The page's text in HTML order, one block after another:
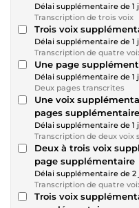
Délai supplémentaire de 1
Transcription de trois voix
Trois voix
Délai supplémentaire de 1
Transcription de quatre
Une page
Délai supplémentaire de 1
Deux pages transcrites
Une voix
pages
Délai supplémentaire de 1
Transcription de deux voix
Deux à trois voix
page supplémentaire
Délai supplémentaire de 2
Transcription de quatre
Trois voix